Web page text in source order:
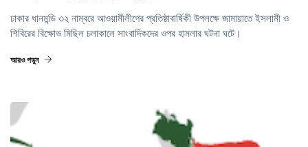
ঢাকার ধানমন্ডি ৩২ নাম্বরে আওয়ামীলীগের প্রতিষ্ঠাবার্ষিকী উপলক্ষে জামায়াতে ইসলামী ও
শিবিরের বিক্ষোভ মিছিল চলাকালে সাংবাদিকদের ওপর হামলার ঘটনা ঘটে।
আরও পড়ুন